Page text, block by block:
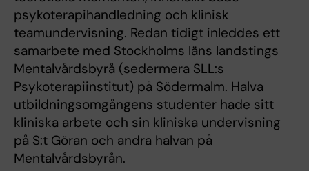
psykoterapihandledning och klinisk
teamundervisning. Redan tidigt inleddes ett
samarbete med Stockholms läns landstings
Mentalvårdsbyrå (sedermera SLL:s
Psykoterapiinstitut) på Södermalm. Halva
utbildningsomgångens studenter hade sitt
kliniska arbete och sin kliniska undervisning
på S:t Göran och andra halvan på
Mentalvårdsbyrån.